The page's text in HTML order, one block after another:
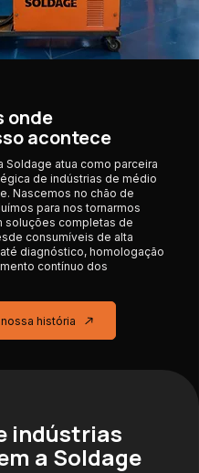
onde
acontece
Soldage atua como parceira
de indústrias de médio
Nascemos no chão de
para nos tornarmos
soluções completas de
consumíveis de alta
diagnóstico, homologação
contínuo dos
história
indústrias
a Soldage